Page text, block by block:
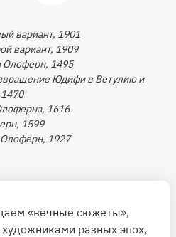
вариант, 1901
вариант, 1909
Олоферн, 1495
Юдифи в Ветулию и
1616
1599
1927
«вечные сюжеты»,
разных эпох,